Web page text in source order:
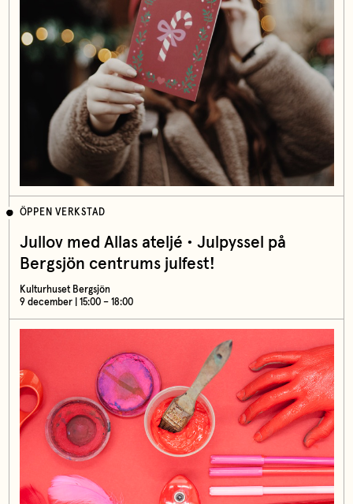
ÖPPEN VERKSTAD
Jullov med Allas ateljé • Julpyssel på
Bergsjön centrums julfest!
Kulturhuset Bergsjön
9 december | 15:00 – 18:00